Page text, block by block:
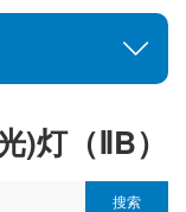
)灯（ⅡB）
搜索